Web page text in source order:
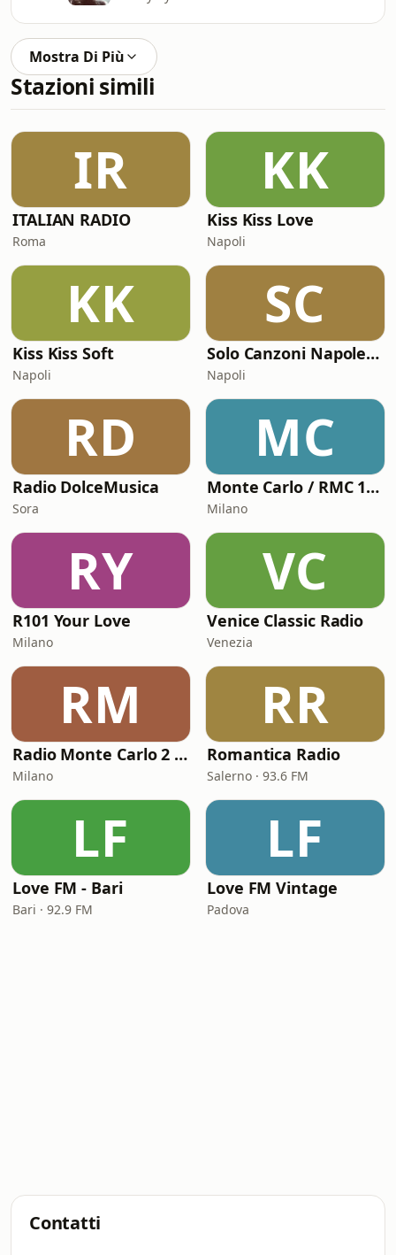
Mostra Di Più
Stazioni simili
IR
ITALIAN RADIO
Roma
KK
Kiss Kiss Love
Napoli
KK
Kiss Kiss Soft
Napoli
SC
Solo Canzoni Napoletane
Napoli
RD
Radio DolceMusica
Sora
MC
Monte Carlo / RMC 1 - Love Songs
Milano
RY
R101 Your Love
Milano
VC
Venice Classic Radio
Venezia
RM
Radio Monte Carlo 2 - Amor Latino
Milano
RR
Romantica Radio
Salerno · 93.6 FM
LF
Love FM - Bari
Bari · 92.9 FM
LF
Love FM Vintage
Padova
Contatti